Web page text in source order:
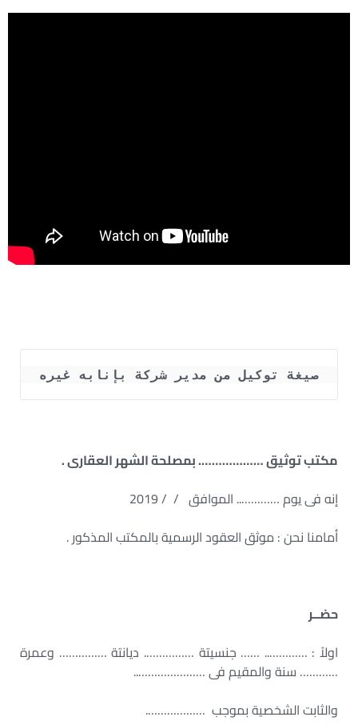
صيغة توكيل من مدير شركة بإنابه غيره
مكتب توثيق ………………. بمصلحة الشهر العقارى .
إنه فى يوم ………….. الموافق / / 2019
أمامنا نحن : موثق العقود الرسمية بالمكتب المذكور .
حضــر
اولاً : ………….. …… جنسيتة ……………. ديانتة …………… وعمرة
………… سنة والمقيم فى …………………..
والثابت الشخصية بموجب ……………….